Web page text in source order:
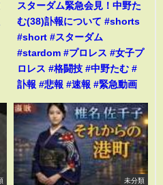
スターダム緊急会見！中野た
む(38)訃報について #shorts
#short #スターダム
#stardom #プロレス #女子プ
ロレス #格闘技 #中野たむ #
訃報 #悲報 #速報 #緊急動画
未分類